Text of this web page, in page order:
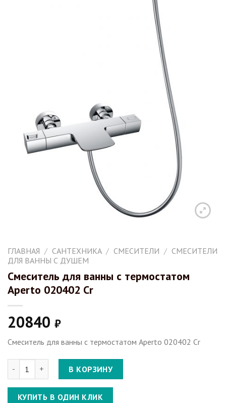
ГЛАВНАЯ / САНТЕХНИКА / СМЕСИТЕЛИ / СМЕСИТЕЛИ
ДЛЯ ВАННЫ С ДУШЕМ
Смеситель для ванны с термостатом
Aperto 020402 Cr
20840 ₽
Смеситель для ванны с термостатом Aperto 020402 Cr
Количество Смеситель для ванны с термостатом Aperto
В КОРЗИНУ
КУПИТЬ В ОДИН КЛИК